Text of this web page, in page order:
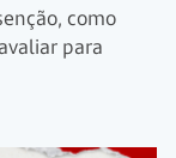
como
para